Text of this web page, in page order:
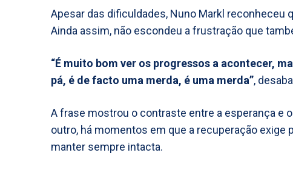
Apesar das dificuldades, Nuno Markl reconheceu
Ainda assim, não escondeu a frustração que
“É muito bom ver os progressos a acontecer,
pá, é de facto uma merda, é uma merda”,
A frase mostrou o contraste entre a esperança e
outro, há momentos em que a recuperação
manter sempre intacta.